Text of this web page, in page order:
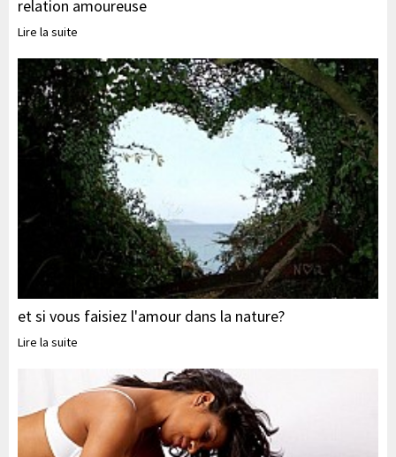
relation amoureuse
Lire la suite
et si vous faisiez l'amour dans la nature?
Lire la suite